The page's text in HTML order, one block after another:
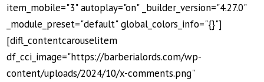
item_mobile="3" autoplay="on" _builder_version="4.27.0"
_module_preset="default" global_colors_info="{}"]
[difl_contentcarouselitem
df_cci_image="https://barberialords.com/wp-
content/uploads/2024/10/x-comments.png"